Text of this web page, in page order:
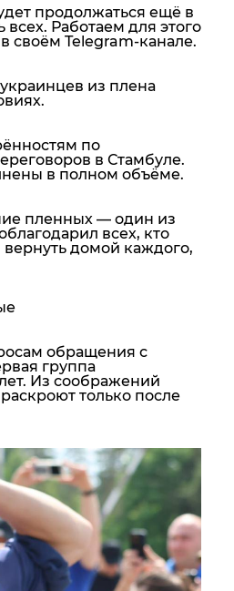
продолжаться ещё в
Работаем для этого
своём Telegram-канале.
из плена
по
в Стамбуле.
в полном объёме.
пленных — один из
всех, кто
домой каждого,
обращения с
группа
Из соображений
только после